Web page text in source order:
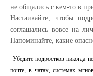
не общались с кем-то в
Настаивайте, чтобы
соглашались вовсе на
Напоминайте, какие
Убедите подростков никогда не
почте,
в чатах, системах